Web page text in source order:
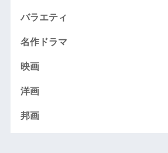
バラエティ
名作ドラマ
映画
洋画
邦画